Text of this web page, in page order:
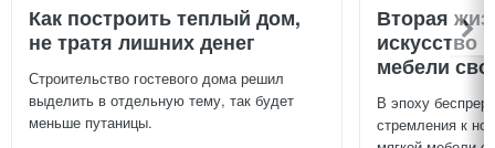
Как построить теплый дом,
не тратя лишних денег
Строительство гостевого дома решил
выделить в отдельную тему, так будет
меньше путаницы.
Вторая
искусство
мебели
В эпоху
стремления к